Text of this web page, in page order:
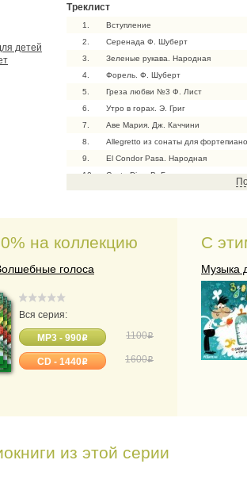
детей
Треклист
1.
Вступление
2.
Серенада Ф. Шуберт
3.
Зеленые рукава. Народная
4.
Форель. Ф. Шуберт
5.
Греза любви №3 Ф. Лист
6.
Утро в горах. Э. Григ
7.
Аве Мария. Дж. Каччини
8.
Allegretto из сонаты для
9.
El Condor Pasa. Народная
10.
Casta Diva. В. Беллини
11.
Радость любви. Народная
на коллекцию
голоса
Вся серия:
1100o
MP3 - 990o
1600o
CD - 1440o
С
Музыка
из этой серии